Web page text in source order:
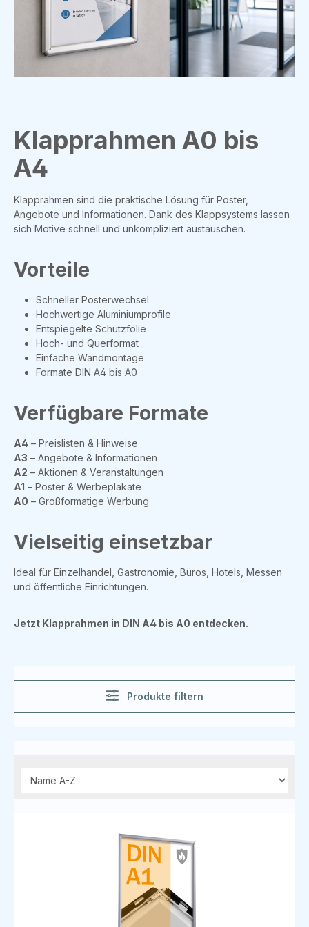
Klapprahmen A0 bis
A4
Klapprahmen sind die praktische Lösung für Poster,
Angebote und Informationen. Dank des Klappsystems lassen
sich Motive schnell und unkompliziert austauschen.
Vorteile
Schneller Posterwechsel
Hochwertige Aluminiumprofile
Entspiegelte Schutzfolie
Hoch- und Querformat
Einfache Wandmontage
Formate DIN A4 bis A0
Verfügbare Formate
A4 – Preislisten & Hinweise
A3 – Angebote & Informationen
A2 – Aktionen & Veranstaltungen
A1 – Poster & Werbeplakate
A0 – Großformatige Werbung
Vielseitig einsetzbar
Ideal für Einzelhandel, Gastronomie, Büros, Hotels, Messen
und öffentliche Einrichtungen.
Jetzt Klapprahmen in DIN A4 bis A0 entdecken.
Produkte filtern